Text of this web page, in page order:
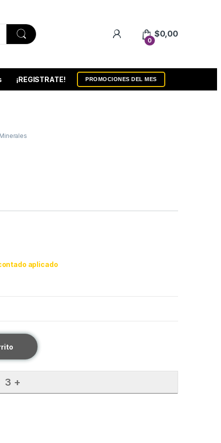
0
$0,00
¡REGISTRATE! PROMOCIONES DEL MES
aplicado
3 +